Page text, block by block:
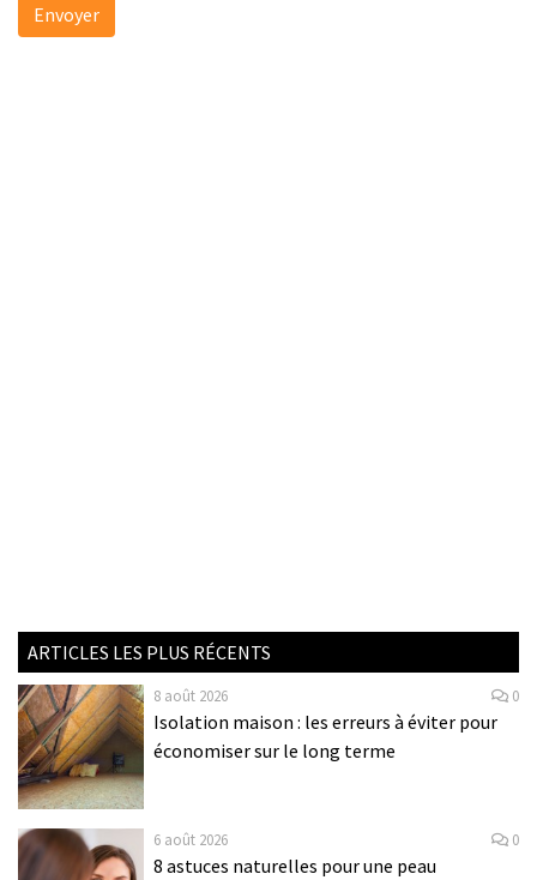
Envoyer
ARTICLES LES PLUS RÉCENTS
8 août 2026 0
Isolation maison : les erreurs à éviter pour
économiser sur le long terme
6 août 2026 0
8 astuces naturelles pour une peau